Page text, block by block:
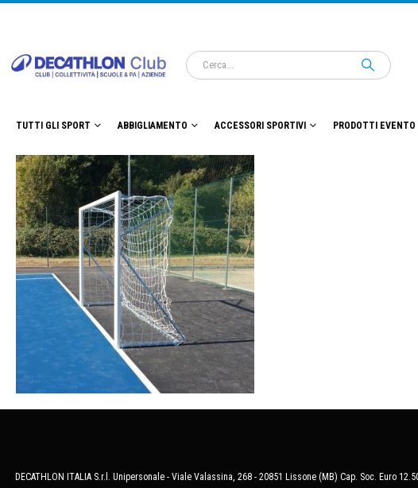
TUTTI GLI SPORT ABBIGLIAMENTO ACCESSORI SPORTIVI PRODOTTI EVENTO
DECATHLON ITALIA S.r.l. Unipersonale - Viale Valassina, 268 - 20851 Lissone (MB) Cap. Soc. Euro